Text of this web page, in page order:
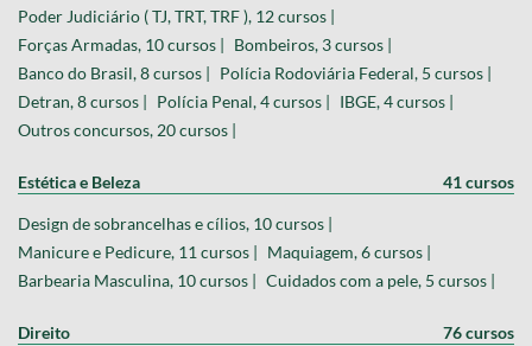
Poder Judiciário ( TJ, TRT, TRF ), 12 cursos |
Forças Armadas, 10 cursos | Bombeiros, 3 cursos |
Banco do Brasil, 8 cursos | Polícia Rodoviária Federal, 5 cursos |
Detran, 8 cursos | Polícia Penal, 4 cursos | IBGE, 4 cursos |
Outros concursos, 20 cursos |
Estética e Beleza 41 cursos
Design de sobrancelhas e cílios, 10 cursos |
Manicure e Pedicure, 11 cursos | Maquiagem, 6 cursos |
Barbearia Masculina, 10 cursos | Cuidados com a pele, 5 cursos |
Direito 76 cursos